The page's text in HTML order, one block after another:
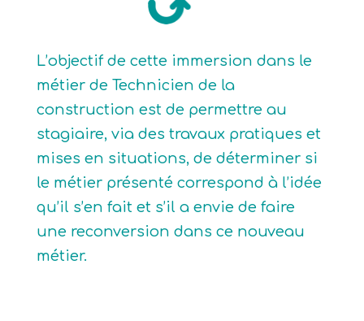
L’objectif de cette immersion dans le
métier de Technicien de la
construction est de permettre au
stagiaire, via des travaux pratiques et
mises en situations, de déterminer si
le métier présenté correspond à l’idée
qu’il s’en fait et s’il a envie de faire
une reconversion dans ce nouveau
métier.